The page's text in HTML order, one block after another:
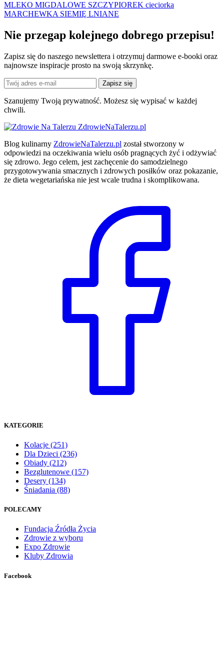
MLEKO MIGDALOWE SZCZYPIOREK cieciorka
MARCHEWKA SIEMIĘ LNIANE
Nie przegap kolejnego dobrego przepisu!
Zapisz się do naszego newslettera i otrzymuj darmowe e-booki oraz
najnowsze inspiracje prosto na swoją skrzynkę.
Zapisz się
Szanujemy Twoją prywatność. Możesz się wypisać w każdej
chwili.
ZdrowieNaTalerzu.pl
Blog kulinarny ZdrowieNaTalerzu.pl został stworzony w
odpowiedzi na oczekiwania wielu osób pragnących żyć i odżywiać
się zdrowo. Jego celem, jest zachęcenie do samodzielnego
przygotowywania smacznych i zdrowych posiłków oraz pokazanie,
że dieta wegetariańska nie jest wcale trudna i skomplikowana.
KATEGORIE
Kolacje (251)
Dla Dzieci (236)
Obiady (212)
Bezglutenowe (157)
Desery (134)
Śniadania (88)
POLECAMY
Fundacja Źródła Życia
Zdrowie z wyboru
Expo Zdrowie
Kluby Zdrowia
Facebook